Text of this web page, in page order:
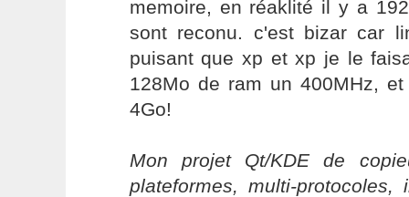
memoire, en réaklité il y a
sont reconu. c'est bizar car
puisant que xp et xp je le
128Mo de ram un 400MHz,
4Go!
Mon projet Qt/KDE de
plateformes, multi-protocoles,